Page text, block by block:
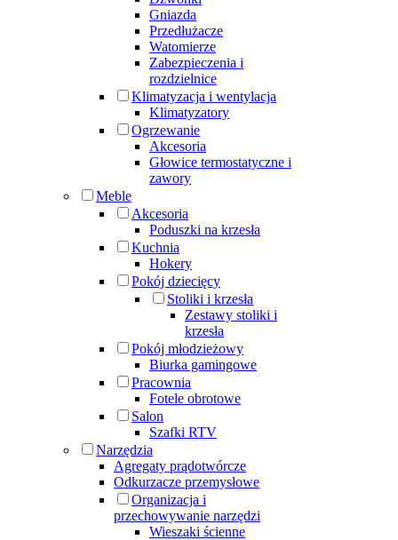
Gniazda
Przedłużacze
Watomierze
Zabezpieczenia i
rozdzielnice
Klimatyzacja i wentylacja
Klimatyzatory
Ogrzewanie
Akcesoria
Głowice termostatyczne i
zawory
Meble
Akcesoria
Poduszki na krzesła
Kuchnia
Hokery
Pokój dziecięcy
Stoliki i krzesła
Zestawy stoliki i
krzesła
Pokój młodzieżowy
Biurka gamingowe
Pracownia
Fotele obrotowe
Salon
Szafki RTV
Narzędzia
Agregaty prądotwórcze
Odkurzacze przemysłowe
Organizacja i
przechowywanie narzędzi
Wieszaki ścienne